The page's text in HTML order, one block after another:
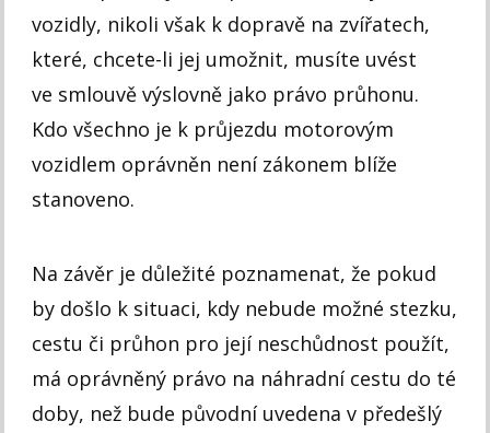
vozidly, nikoli však k dopravě na zvířatech,
které, chcete-li jej umožnit, musíte uvést
ve smlouvě výslovně jako právo průhonu.
Kdo všechno je k průjezdu motorovým
vozidlem oprávněn není zákonem blíže
stanoveno.
Na závěr je důležité poznamenat, že pokud
by došlo k situaci, kdy nebude možné stezku,
cestu či průhon pro její neschůdnost použít,
má oprávněný právo na náhradní cestu do té
doby, než bude původní uvedena v předešlý